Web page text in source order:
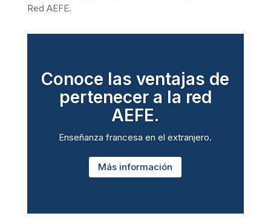
Red AEFE.
Conoce las ventajas de
pertenecer a la red
AEFE.
Enseñanza francesa en el extranjero.
Más información